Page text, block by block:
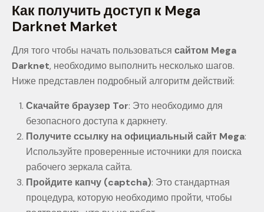
Как получить доступ к Mega
Darknet Market
Для того чтобы начать пользоваться сайтом Mega
Darknet, необходимо выполнить несколько шагов.
Ниже представлен подробный алгоритм действий:
Скачайте браузер Tor: Это необходимо для
безопасного доступа к даркнету.
Получите ссылку на официальный сайт Mega:
Используйте проверенные источники для поиска
рабочего зеркала сайта.
Пройдите капчу (captcha): Это стандартная
процедура, которую необходимо пройти, чтобы